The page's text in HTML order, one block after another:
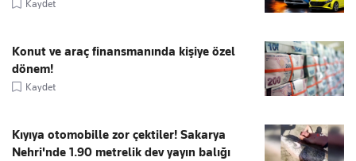
Kaydet
Konut ve araç finansmanında kişiye özel
dönem!
Kaydet
Kıyıya otomobille zor çektiler! Sakarya
Nehri'nde 1.90 metrelik dev yayın balığı